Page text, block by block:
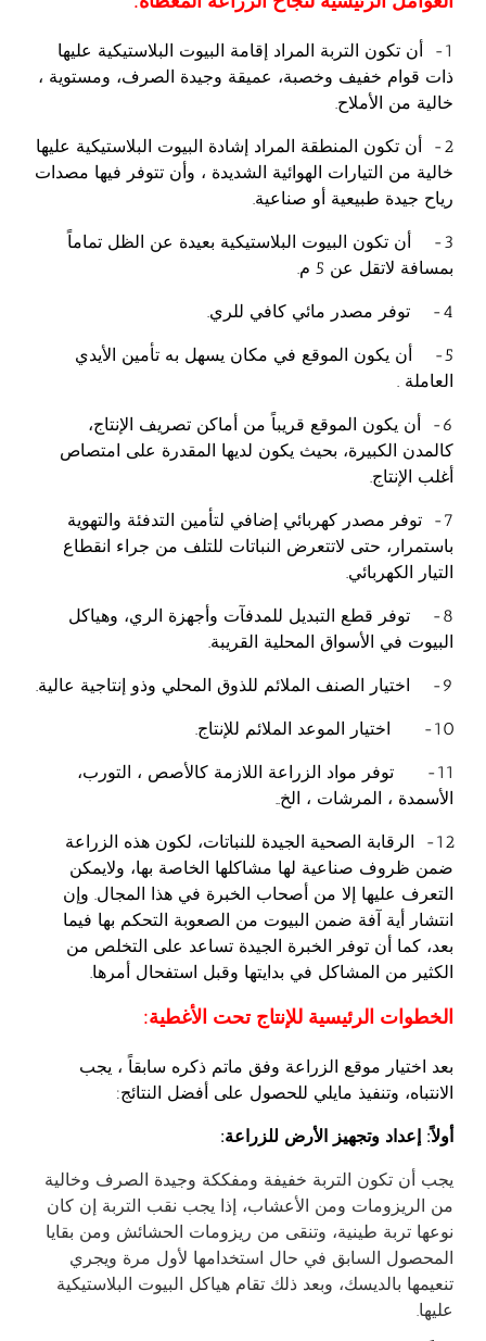
1- أن تكون التربة المراد إقامة البيوت البلاستيكية عليها
ذات قوام خفيف وخصبة، عميقة وجيدة الصرف، ومستوية ،
خالية من الأملاح.
2- أن تكون المنطقة المراد إشادة البيوت البلاستيكية عليها
خالية من التيارات الهوائية الشديدة ، وأن تتوفر فيها مصدات
رياح جيدة طبيعية أو صناعية.
3- أن تكون البيوت البلاستيكية بعيدة عن الظل تماماً
بمسافة لاتقل عن 5 م.
4- توفر مصدر مائي كافي للري.
5- أن يكون الموقع في مكان يسهل به تأمين الأيدي
العاملة .
6- أن يكون الموقع قريباً من أماكن تصريف الإنتاج،
كالمدن الكبيرة، بحيث يكون لديها المقدرة على امتصاص
أغلب الإنتاج.
7- توفر مصدر كهربائي إضافي لتأمين التدفئة والتهوية
باستمرار، حتى لاتتعرض النباتات للتلف من جراء انقطاع
التيار الكهربائي.
8- توفر قطع التبديل للمدفآت وأجهزة الري، وهياكل
البيوت في الأسواق المحلية القريبة.
9- اختيار الصنف الملائم للذوق المحلي وذو إنتاجية عالية.
10- اختيار الموعد الملائم للإنتاج.
11- توفر مواد الزراعة اللازمة كالأصص ، التورب،
الأسمدة ، المرشات ، الخ..
12- الرقابة الصحية الجيدة للنباتات، لكون هذه الزراعة
ضمن ظروف صناعية لها مشاكلها الخاصة بها، ولايمكن
التعرف عليها إلا من أصحاب الخبرة في هذا المجال. وإن
انتشار أية آفة ضمن البيوت من الصعوبة التحكم بها فيما
بعد، كما أن توفر الخبرة الجيدة تساعد على التخلص من
الكثير من المشاكل في بدايتها وقبل استفحال أمرها.
الخطوات الرئيسية للإنتاج تحت الأغطية:
بعد اختيار موقع الزراعة وفق ماتم ذكره سابقاً ، يجب
الانتباه، وتنفيذ مايلي للحصول على أفضل النتائج:
أولاً: إعداد وتجهيز الأرض للزراعة:
يجب أن تكون التربة خفيفة ومفككة وجيدة الصرف وخالية
من الريزومات ومن الأعشاب، إذا يجب نقب التربة إن كان
نوعها تربة طينية، وتنقى من ريزومات الحشائش ومن بقايا
المحصول السابق في حال استخدامها لأول مرة ويجري
تنعيمها بالديسك، وبعد ذلك تقام هياكل البيوت البلاستيكية
عليها.